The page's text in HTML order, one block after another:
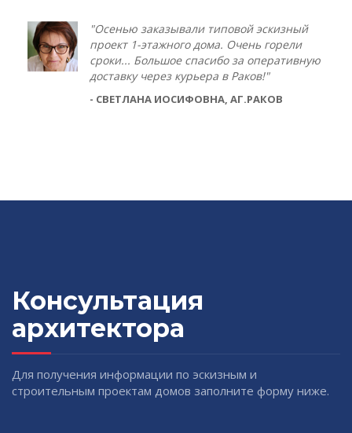
"Осенью заказывали типовой эскизный
проект 1-этажного дома. Очень горели
сроки... Большое спасибо за оперативную
доставку через курьера в Раков!"
- СВЕТЛАНА ИОСИФОВНА, АГ.РАКОВ
Консультация
архитектора
Для получения информации по эскизным и
строительным проектам домов заполните форму ниже.